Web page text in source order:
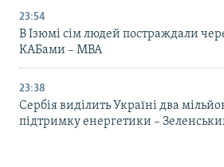
23:54
В Ізюмі сім людей постраждали
КАБами – МВА
23:38
Сербія виділить Україні два
підтримку енергетики –